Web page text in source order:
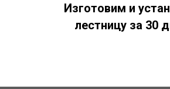
Изготовим и
лестницу за 30